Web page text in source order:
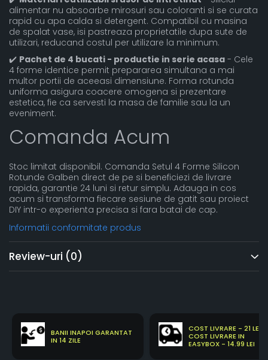
alimentar nu absoarbe mirosuri sau coloranti si se curata
rapid cu apa calda si detergent. Compatibil cu masina
de spalat vase, isi pastreaza proprietatile dupa sute de
utilizari, reducand costul per utilizare la minimum.
✔️ Pachet de 4 bucati - productie in serie acasa - Cele
4 forme identice permit prepararea simultana a mai
multor portii de aceeasi dimensiune. Forma rotunda
uniforma asigura coacere omogena si prezentare
estetica, fie ca servesti la masa de familie sau la un
eveniment.
Comanda Acum
Stoc limitat disponibil. Comanda Setul 4 Forme Silicon
Rotunde Galben direct de pe si beneficiezi de livrare
rapida, garantie 24 luni si retur simplu. Adauga in cos
acum si transforma fiecare sesiune de gatit sau proiect
DIY intr-o experienta precisa si fara batai de cap.
Informatii conformitate produs
Review-uri (0)
BANII INAPOI GARANTAT
IN 14 ZILE
COST LIVRARE - 21 LEI
COST LIVRARE IN
EASYBOX - 14.99 LEI